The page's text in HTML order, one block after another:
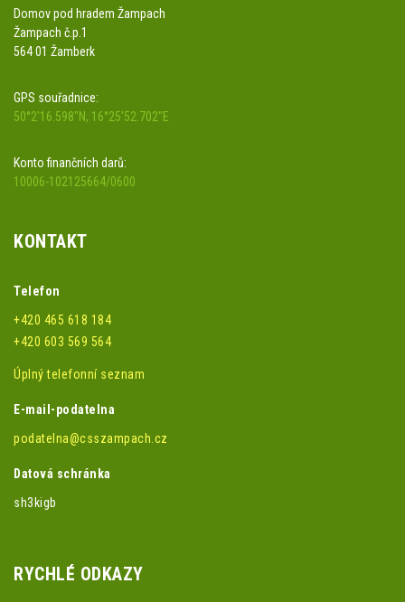
Domov pod hradem Žampach
Žampach č.p.1
564 01 Žamberk
GPS souřadnice:
50°2'16.598"N, 16°25'52.702"E
Konto finančních darů:
10006-102125664/0600
KONTAKT
Telefon
+420 465 618 184
+420 603 569 564
Úplný telefonní seznam
E-mail-podatelna
podatelna@csszampach.cz
Datová schránka
sh3kigb
RYCHLÉ ODKAZY